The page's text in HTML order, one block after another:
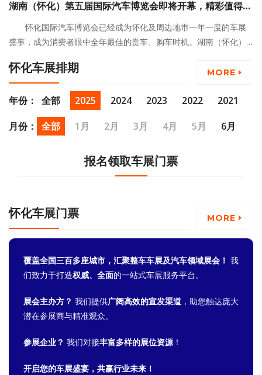
湖南（怀化）第五届国际汽车博览会即将开幕，精彩值得期
怀化国际汽车博览会已经成为怀化及周边地市一年一度的车展
盛事，成为消费者眼中全年最佳的赏车、购车时机。湖南（怀化）
怀化车展排期 MORE
年份： 全部 2025 2024 2023 2022
2021
2020
2019
月份： 全部 1月 2月 3月 4月 5月
6月
报名领取车展门票
怀化车展门票 MORE
覆盖全国三百多座城市，汇聚整车车展及汽车领域展会！ 我
们致力于打造权威、全面的一站式车展服务平台。
展会主办方？ 我们提供广阔高效的宣发渠道 ，助您触达庞大
潜在参展商与精准观众。
参展企业？ 我们对接丰富多样的展位资源！
开启您的车展盛宴，共赢行业未来！